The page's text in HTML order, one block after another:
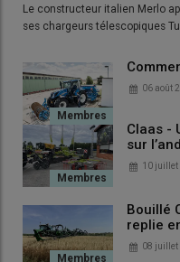
agricole et le GNR pour le
aussil'évolution du prix
Lire aussi : Huit
de GNR
Tableau des
des six
Date
Le constructeur italien Merlo
ses chargeurs télescopiques
06 août
Claas -
sur
10 juillet
Bouillé
replie
08 juillet